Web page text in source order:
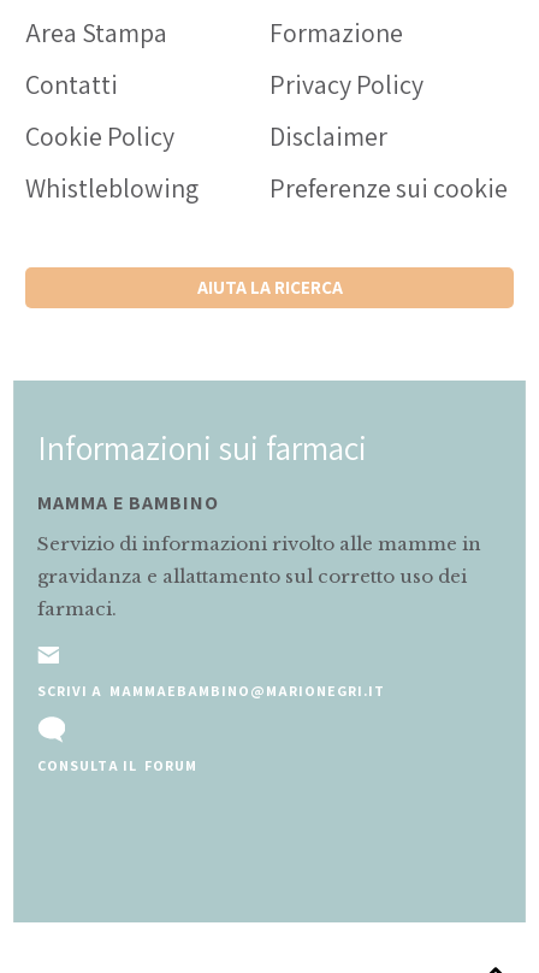
Area Stampa
Formazione
Contatti
Privacy Policy
Cookie Policy
Disclaimer
Whistleblowing
Preferenze sui cookie
AIUTA LA RICERCA
Informazioni sui farmaci
MAMMA E BAMBINO
Servizio di informazioni rivolto alle mamme in
gravidanza e allattamento sul corretto uso dei
farmaci.
SCRIVI A MAMMAEBAMBINO@MARIONEGRI.IT
CONSULTA IL FORUM